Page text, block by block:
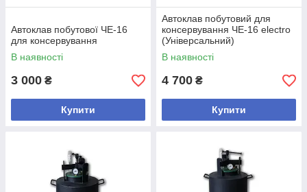
Автоклав побутової ЧЕ-16
для консервування
В наявності
3 000 ₴
Купити
Автоклав побутовий для
консервування ЧЕ-16 electro
(Універсальний)
В наявності
4 700 ₴
Купити